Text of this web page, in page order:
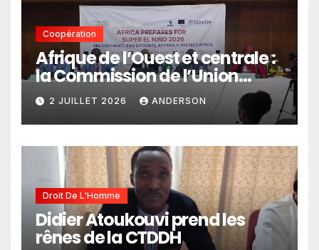
Coopération
Afrique de l’Ouest et centrale :
la Commission de l’Union
africaine veut renforcer
l’intégration des services
climatiques dans les
politiques publiques
2 JUILLET 2026 ANDERSON
Droit De L'Homme
Didier Atoukouvi prend les
rênes de la CTDDH